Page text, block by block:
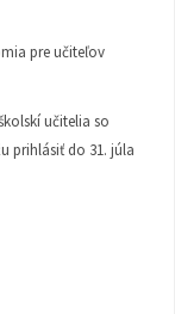
pre učiteľov
učitelia so
prihlásiť do 31. júla